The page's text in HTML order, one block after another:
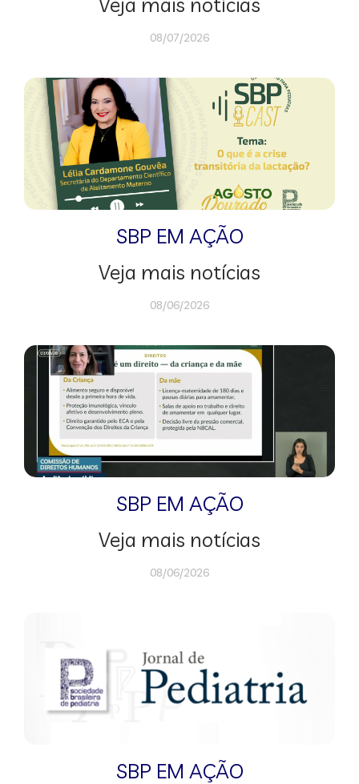
08/07/2026
SBP EM AÇÃO
Veja mais notícias
08/06/2026
SBP EM AÇÃO
Veja mais notícias
08/06/2026
SBP EM AÇÃO